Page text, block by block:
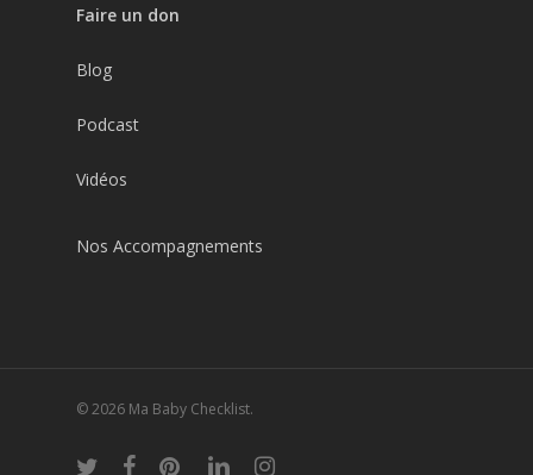
Faire un don
Blog
Podcast
Vidéos
Nos Accompagnements
© 2026 Ma Baby Checklist.
twitter facebookpinterestlinkedininstagram